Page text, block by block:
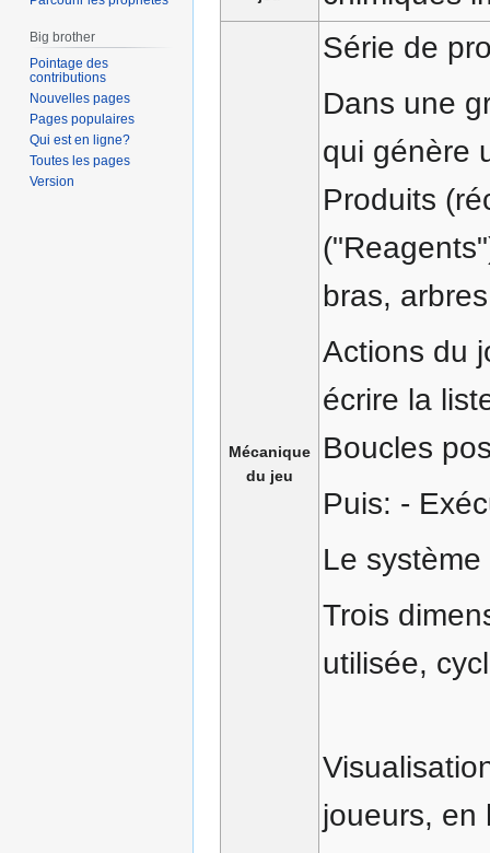
Mécanique
du jeu
Série de
Dans une
qui génère
Produits
bras,
Actions du
écrire la
Boucles
Puis: -
Le
Trois
utilisée,
joueurs, en
Big brother
Pointage des
contributions
Nouvelles pages
Pages populaires
Qui est en ligne?
Toutes les pages
Version